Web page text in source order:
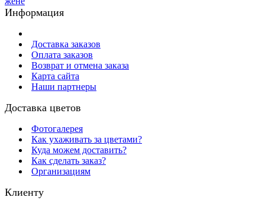
Информация
Доставка заказов
Оплата заказов
Возврат и отмена заказа
Карта сайта
Наши партнеры
Доставка цветов
Фотогалерея
Как ухаживать за цветами?
Куда можем доставить?
Как сделать заказ?
Организациям
Клиенту